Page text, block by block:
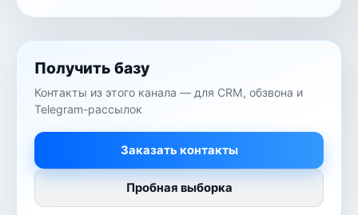
Получить базу
Контакты из этого канала — для CRM, обзвона и
Telegram-рассылок
Заказать контакты
Пробная выборка